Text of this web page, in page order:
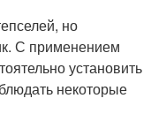
но
С применением
установить
некоторые